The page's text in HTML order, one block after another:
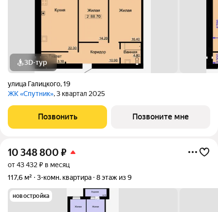
3D-тур
улица Галицкого,19
ЖК «Спутник», 3 квартал 2025
Позвонить Позвоните мне
10 348 800 ₽
от 43 432 ₽ в месяц
117,6 м²
3-комн. квартира 8 этаж из 9
новостройка